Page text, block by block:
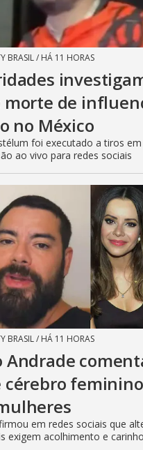
BRASIL/ HÁ 11 HORAS
de
no México
foi executado a tiros
ao vivo para redes sociais
BRASIL/ HÁ 11 HORAS
Andrade
cérebro
em redes sociais que
exigem acolhimento e